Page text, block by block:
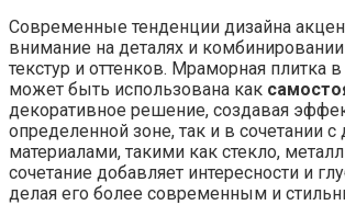
Современные тенденции дизайна
внимание на деталях и
текстур и оттенков. Мраморная плитка
может быть использована как
декоративное решение, создавая
определенной зоне, так и в сочетании с
материалами, такими как стекло,
сочетание добавляет интересности и
делая его более современным и